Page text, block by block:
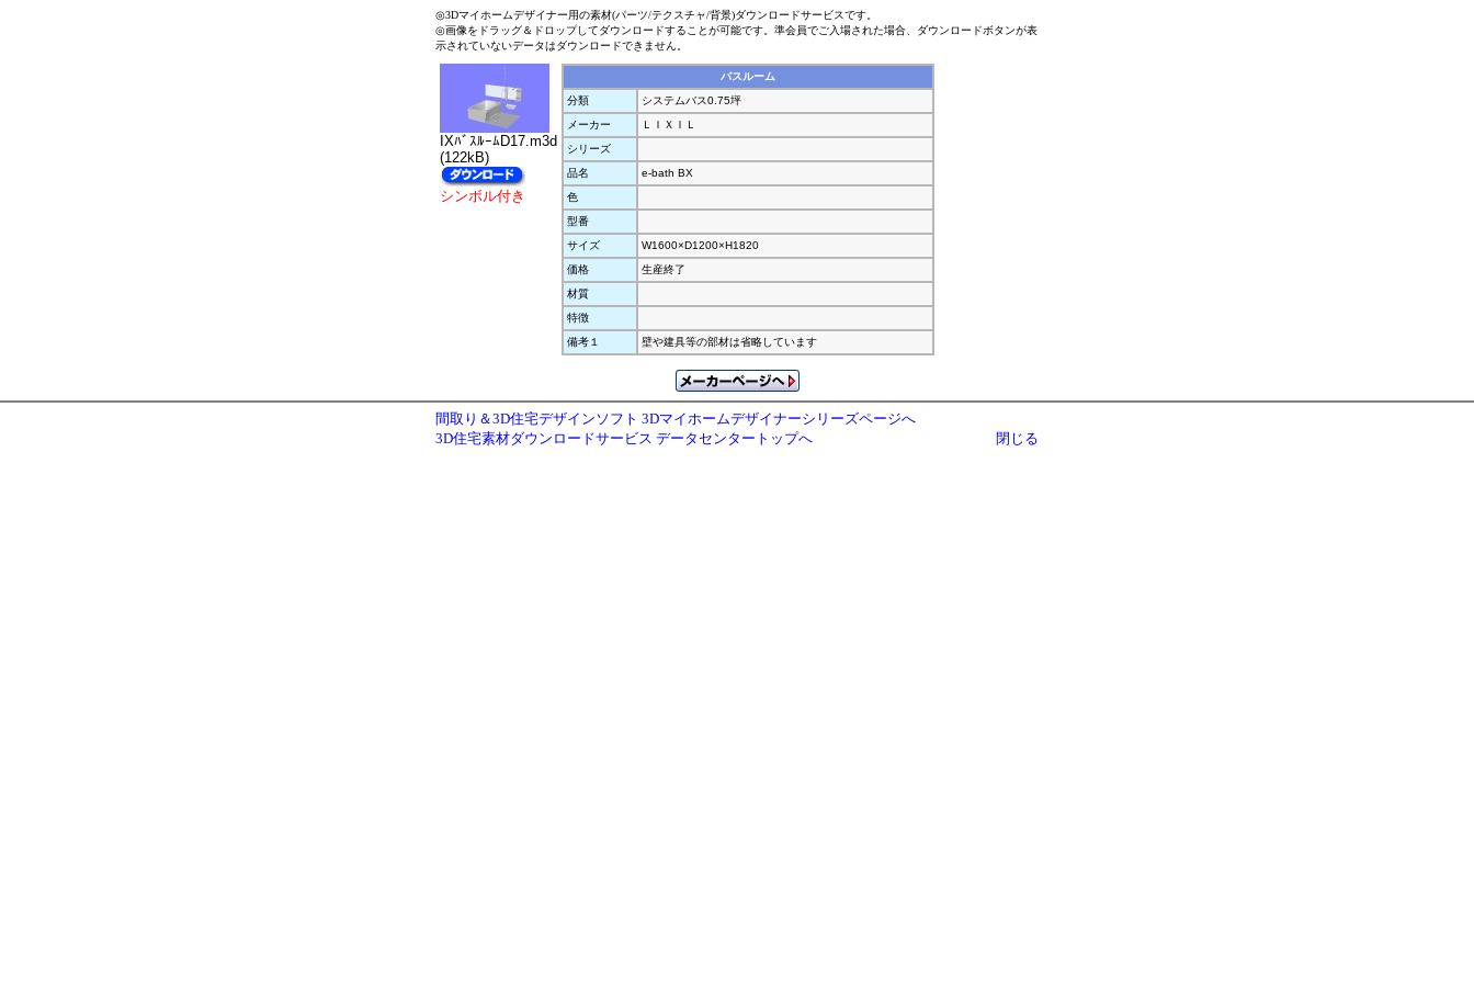
◎3Dマイホームデザイナー用の素材(パーツ/テクスチャ/背景)ダウンロードサービスです。
◎画像をドラッグ＆ドロップしてダウンロードすることが可能です。準会員でご入場された場合、ダウンロードボタンが表
示されていないデータはダウンロードできません。
IXﾊﾞｽﾙｰﾑD17.m3d
(122kB)
シンボル付き
バスルーム
分類
システムバス0.75坪
メーカー
ＬＩＸＩＬ
シリーズ
品名
e-bath BX
色
型番
サイズ
W1600×D1200×H1820
価格
生産終了
材質
特徴
備考１
壁や建具等の部材は省略しています
間取り＆3D住宅デザインソフト 3Dマイホームデザイナーシリーズページへ
3D住宅素材ダウンロードサービス データセンタートップへ
閉じる